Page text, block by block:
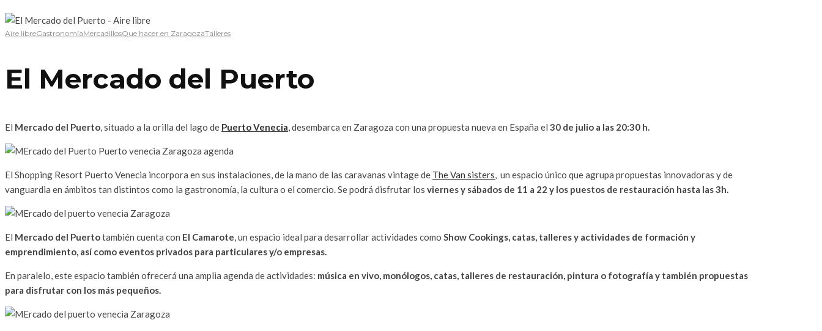
Aire libreGastronomíaMercadillosQue hacer en ZaragozaTalleres
El Mercado del Puerto
El Mercado del Puerto, situado a la orilla del lago de Puerto Venecia, desembarca en Zaragoza con una propuesta nueva en España el 30 de julio a las 20:30 h.
El Shopping Resort Puerto Venecia incorpora en sus instalaciones, de la mano de las caravanas vintage de The Van sisters, un espacio único que agrupa propuestas innovadoras y de
vanguardia en ámbitos tan distintos como la gastronomía, la cultura o el comercio. Se podrá disfrutar los viernes y sábados de 11 a 22 y los puestos de restauración hasta las 3h.
El Mercado del Puertotambién cuenta con El Camarote, un espacio ideal para desarrollar actividades como Show Cookings, catas, talleres y actividades de formación y
emprendimiento, así como eventos privados para particulares y/o empresas.
En paralelo, este espacio también ofrecerá una amplia agenda de actividades: música en vivo, monólogos, catas, talleres de restauración, pintura o fotografía y también propuestas
para disfrutar con los más pequeños.